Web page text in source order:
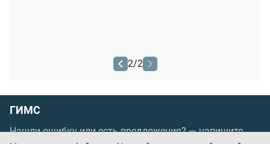
2/2
ГИМС
Нашли ошибку или есть предложения? —напишите